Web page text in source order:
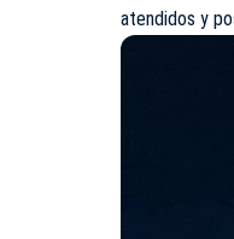
atendidos y